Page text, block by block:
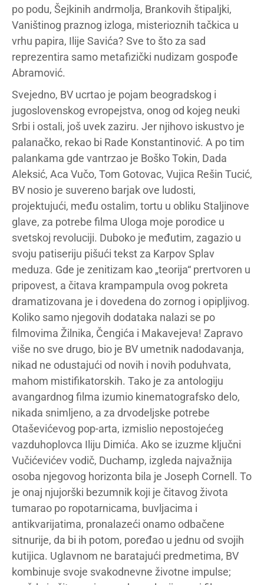
po podu, Šejkinih andrmolja, Brankovih štipaljki,
Vaništinog praznog izloga, misterioznih tačkica u
vrhu papira, Ilije Savića? Sve to što za sad
reprezentira samo metafizički nudizam gospođe
Abramović.
Svejedno, BV ucrtao je pojam beogradskog i
jugoslovenskog evropejstva, onog od kojeg neuki
Srbi i ostali, još uvek zaziru. Jer njihovo iskustvo je
palanačko, rekao bi Rade Konstantinović. A po tim
palankama gde vantrzao je Boško Tokin, Dada
Aleksić, Aca Vučo, Tom Gotovac, Vujica Rešin Tucić,
BV nosio je suvereno barjak ove ludosti,
projektujući, među ostalim, tortu u obliku Staljinove
glave, za potrebe filma Uloga moje porodice u
svetskoj revoluciji. Duboko je međutim, zagazio u
svoju patiseriju pišući tekst za Karpov Splav
meduza. Gde je zenitizam kao „teorija“ prertvoren u
pripovest, a čitava krampampula ovog pokreta
dramatizovana je i dovedena do zornog i opipljivog.
Koliko samo njegovih dodataka nalazi se po
filmovima Žilnika, Čengića i Makavejeva! Zapravo
više no sve drugo, bio je BV umetnik nadodavanja,
nikad ne odustajući od novih i novih poduhvata,
mahom mistifikatorskih. Tako je za antologiju
avangardnog filma izumio kinematografsko delo,
nikada snimljeno, a za drvodeljske potrebe
Otaševićevog pop-arta, izmislio nepostojećeg
vazduhoplovca Iliju Dimića. Ako se izuzme ključni
Vučićevićev vodič, Duchamp, izgleda najvažnija
osoba njegovog horizonta bila je Joseph Cornell. To
je onaj njujorški bezumnik koji je čitavog života
tumarao po ropotarnicama, buvljacima i
antikvarijatima, pronalazeći onamo odbačene
sitnurije, da bi ih potom, poređao u jednu od svojih
kutijica. Uglavnom ne baratajući predmetima, BV
kombinuje svoje svakodnevne životne impulse;